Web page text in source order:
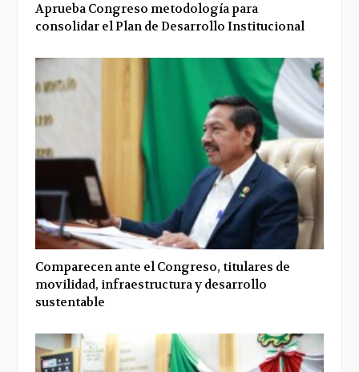
Aprueba Congreso metodología para
consolidar el Plan de Desarrollo Institucional
Comparecen ante el Congreso, titulares de
movilidad, infraestructura y desarrollo
sustentable